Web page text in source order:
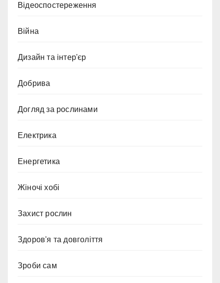
Відеоспостереження
Війна
Дизайн та інтер'єр
Добрива
Догляд за рослинами
Електрика
Енергетика
Жіночі хобі
Захист рослин
Здоров'я та довголіття
Зроби сам